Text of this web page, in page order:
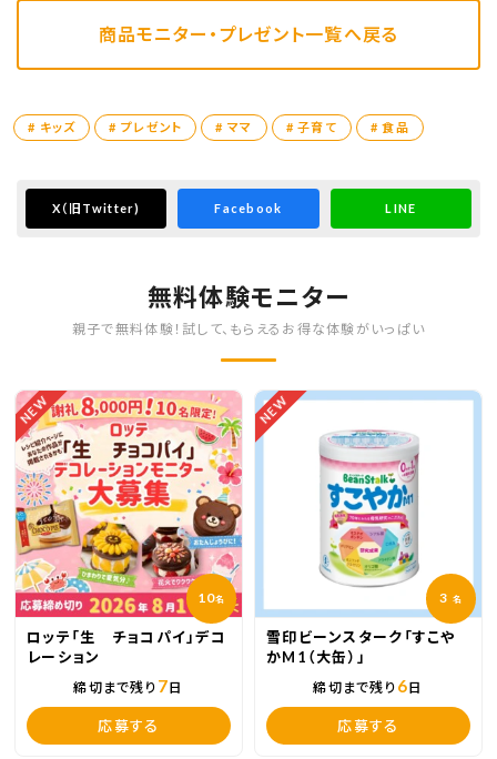
商品モニター・プレゼント一覧へ戻る
# キッズ # プレゼント # ママ # 子育て # 食品
X （旧Twitter) Facebook LINE
無料体験モニター
親子で無料体験！試して、もらえるお得な体験がいっぱい
NEW
10名
ロッテ「生 チョコパイ」デコ
レーション
締切まで残り 7日
応募する
NEW
3 名
雪印ビーンスターク「すこや
かM1（大缶）」
締切まで残り 6日
応募する